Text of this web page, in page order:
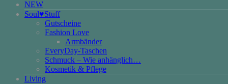
NEW
Soul♥Stuff
Gutscheine
Fashion Love
Armbänder
EveryDay-Taschen
Schmuck – Wie anhänglich…
Kosmetik & Pflege
Living